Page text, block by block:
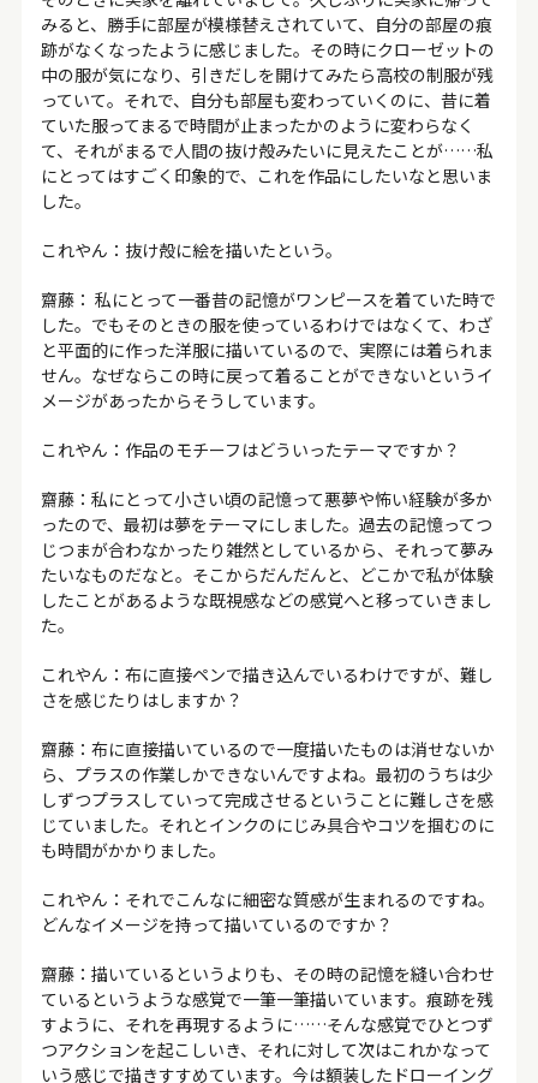
みると、勝手に部屋が模様替えされていて、自分の部屋の痕
跡がなくなったように感じました。その時にクローゼットの
中の服が気になり、引きだしを開けてみたら高校の制服が残
っていて。それで、自分も部屋も変わっていくのに、昔に着
ていた服ってまるで時間が止まったかのように変わらなく
て、それがまるで人間の抜け殻みたいに見えたことが……私
にとってはすごく印象的で、これを作品にしたいなと思いま
した。
これやん：抜け殻に絵を描いたという。
齋藤： 私にとって一番昔の記憶がワンピースを着ていた時で
した。でもそのときの服を使っているわけではなくて、わざ
と平面的に作った洋服に描いているので、実際には着られま
せん。なぜならこの時に戻って着ることができないというイ
メージがあったからそうしています。
これやん：作品のモチーフはどういったテーマですか？
齋藤：私にとって小さい頃の記憶って悪夢や怖い経験が多か
ったので、最初は夢をテーマにしました。過去の記憶ってつ
じつまが合わなかったり雑然としているから、それって夢み
たいなものだなと。そこからだんだんと、どこかで私が体験
したことがあるような既視感などの感覚へと移っていきまし
た。
これやん：布に直接ペンで描き込んでいるわけですが、難し
さを感じたりはしますか？
齋藤：布に直接描いているので一度描いたものは消せないか
ら、プラスの作業しかできないんですよね。最初のうちは少
しずつプラスしていって完成させるということに難しさを感
じていました。それとインクのにじみ具合やコツを掴むのに
も時間がかかりました。
これやん：それでこんなに細密な質感が生まれるのですね。
どんなイメージを持って描いているのですか？
齋藤：描いているというよりも、その時の記憶を縫い合わせ
ているというような感覚で一筆一筆描いています。痕跡を残
すように、それを再現するように……そんな感覚でひとつず
つアクションを起こしいき、それに対して次はこれかなって
いう感じで描きすすめています。今は額装したドローイング